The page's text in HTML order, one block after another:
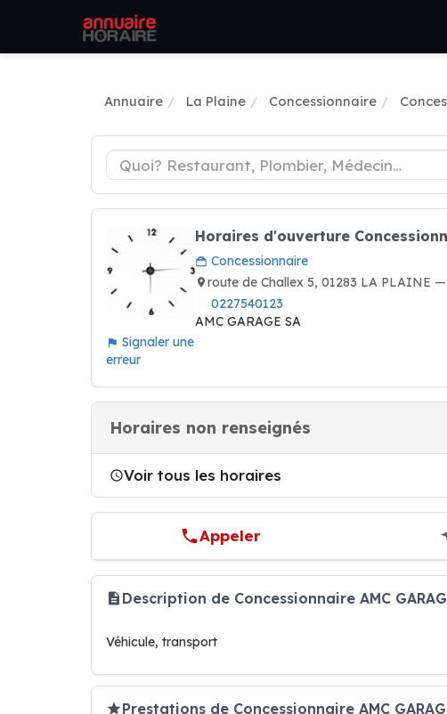
Annuaire La Plaine Concessionnaire
Signaler une
erreur
Horaires d'ouverture
Concessionnaire
route de Challex 5, 01283 LA PLAINE —
0227540123
AMC GARAGE SA
Horaires non renseignés
Voir tous les horaires
Appeler
Description de Concessionnaire AMC
Véhicule, transport
Prestations de Concessionnaire AMC